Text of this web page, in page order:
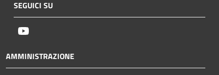
SEGUICI SU
AMMINISTRAZIONE